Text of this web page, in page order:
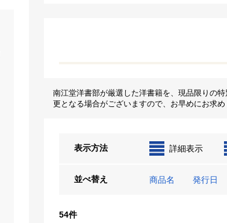
南江堂洋書部が厳選した洋書籍を、現品限りの
更となる場合がございますので、お早めにお求め
表示方法 詳細表示
並べ替え 商品名 発行日
54件